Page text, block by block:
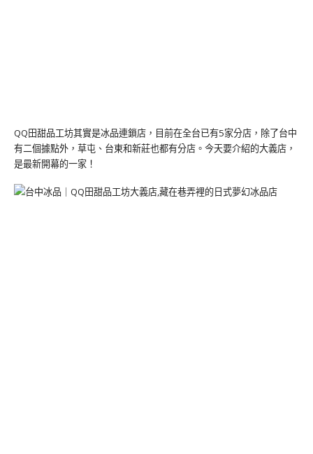
QQ田甜品工坊其實是冰品連鎖店，目前在全台已有5家分店，除了台中
有二個據點外，草屯、台東和新莊也都有分店。今天要介紹的大義店，
是最新開幕的一家！